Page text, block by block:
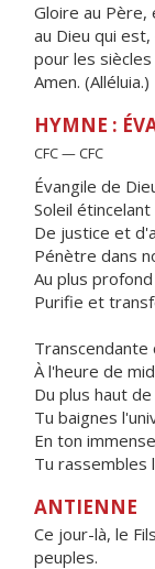
Gloire au Père,
au Dieu qui
pour les
Amen. (Alléluia.)
HYMNE :
CFC — CFC
Évangile de
Soleil étincelant
De justice et
Pénètre dans
Au plus
Purifie et
Transcendante
À l'heure de
Du plus haut
Tu baignes
En ton
Tu rassembles
ANTIENNE
Ce jour-là, le
peuples.